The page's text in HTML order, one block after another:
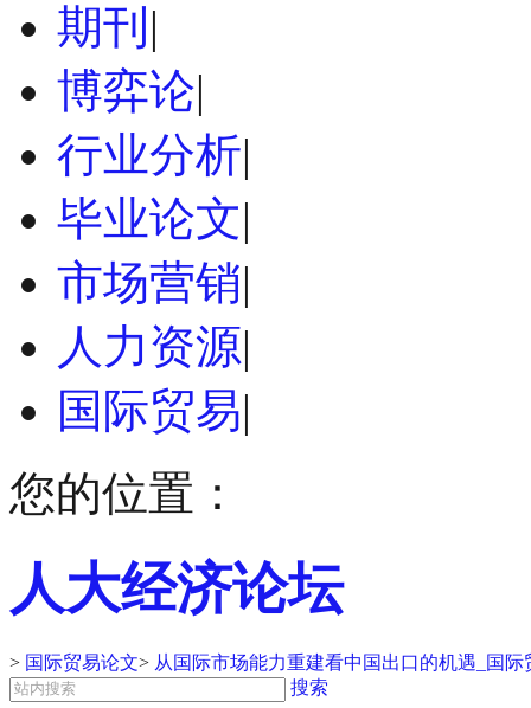
期刊 |
博弈论|
行业分析|
毕业论文|
市场营销|
人力资源|
国际贸易|
您的位置：
人大经济论坛
> 国际贸易论文> 从国际市场能力重建看中国出口的机遇_国际
搜索